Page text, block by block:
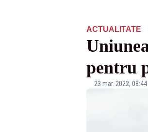
ACTUALITATE·
pentru
23 mar. 2022, 08:44